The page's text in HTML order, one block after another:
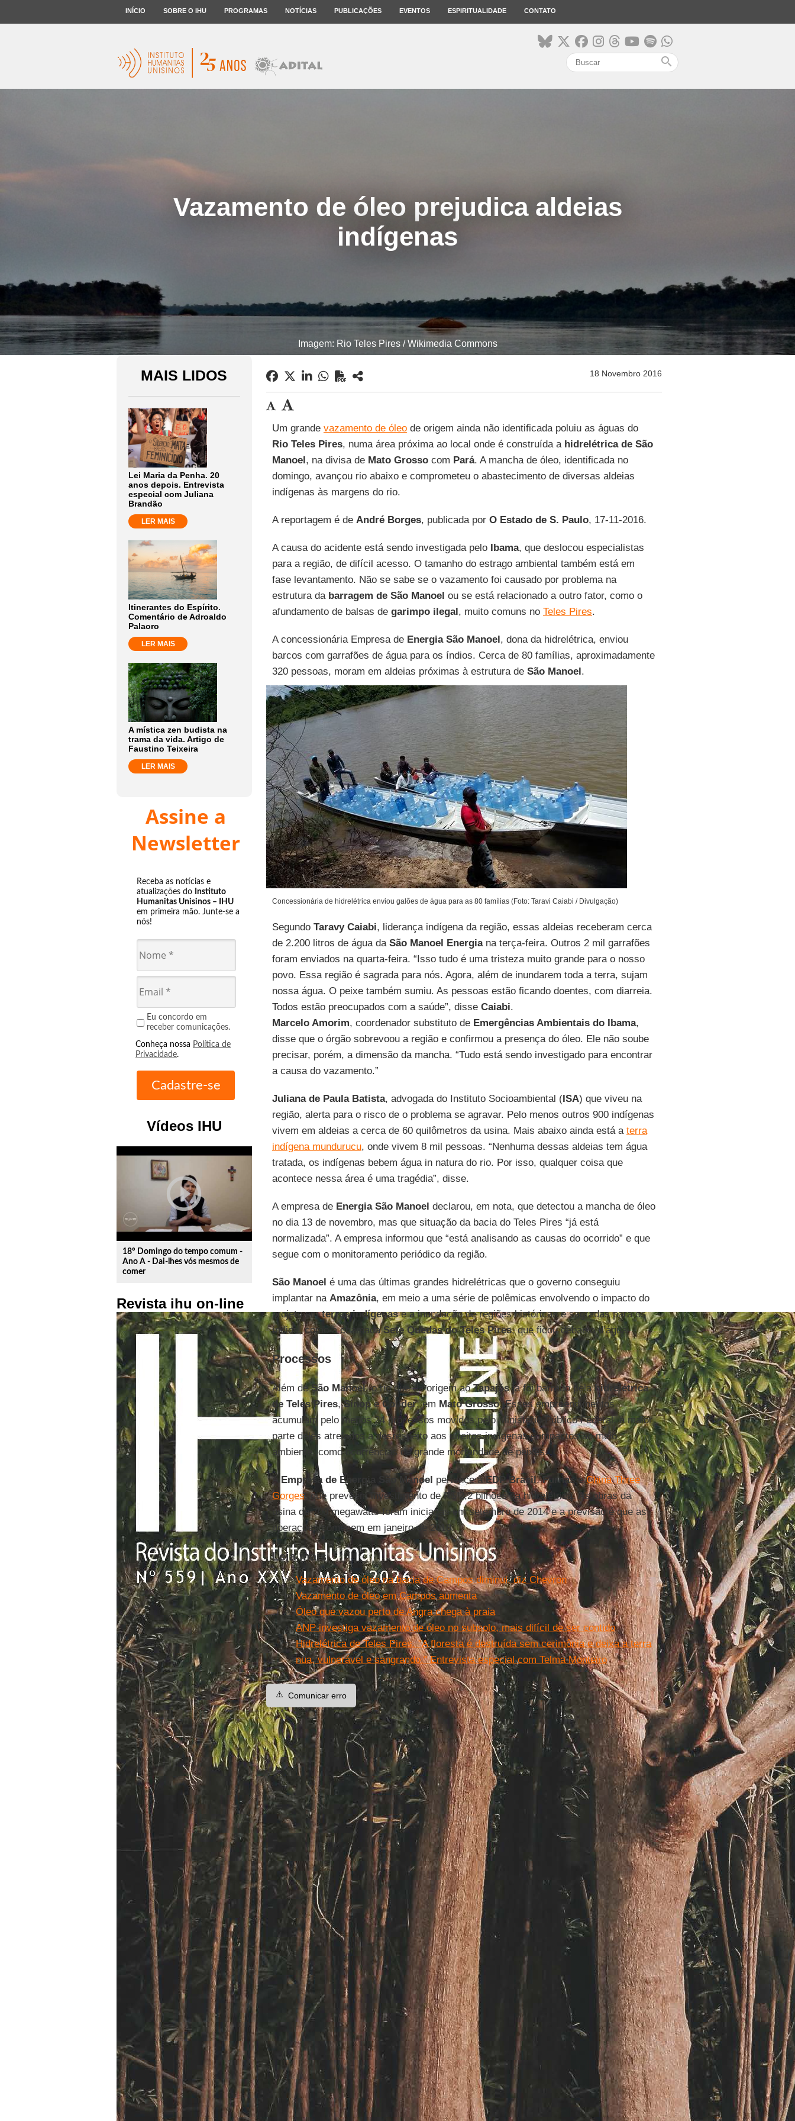
INÍCIO SOBRE O IHU PROGRAMAS NOTÍCIAS PUBLICAÇÕES EVENTOS ESPIRITUALIDADE CONTATO
search
Vazamento de óleo prejudica aldeias
indígenas
Imagem: Rio Teles Pires / Wikimedia Commons
MAIS LIDOS
Lei Maria da Penha. 20
anos depois. Entrevista
especial com Juliana
Brandão
LER MAIS
Itinerantes do Espírito.
Comentário de Adroaldo
Palaoro
LER MAIS
A mística zen budista na
trama da vida. Artigo de
Faustino Teixeira
LER MAIS
Assine a
Newsletter
Receba as notícias e
atualizações do Instituto
Humanitas Unisinos – IHU
em primeira mão. Junte-se a
nós!
Eu concordo em
receber comunicações.
Conheça nossa Política de
Privacidade.
Vídeos IHU
play_circle_outline
18º Domingo do tempo comum -
Ano A - Dai-lhes vós mesmos de
comer
Revista ihu on-line
18 Novembro 2016
Um grande vazamento de óleode origem ainda não identificada poluiu as águas do
Rio Teles Pires, numa área próxima ao local onde é construída a hidrelétrica de São
Manoel, na divisa de Mato Grossocom Pará. A mancha de óleo, identificada no
domingo, avançou rio abaixo e comprometeu o abastecimento de diversas aldeias
indígenas às margens do rio.
A reportagem é de André Borges, publicada por O Estado de S. Paulo, 17-11-2016.
A causa do acidente está sendo investigada pelo Ibama, que deslocou especialistas
para a região, de difícil acesso. O tamanho do estrago ambiental também está em
fase levantamento. Não se sabe se o vazamento foi causado por problema na
estrutura da barragem de São Manoel ou se está relacionado a outro fator, como o
afundamento de balsas de garimpo ilegal, muito comuns no Teles Pires.
A concessionária Empresa de Energia São Manoel, dona da hidrelétrica, enviou
barcos com garrafões de água para os índios. Cerca de 80 famílias, aproximadamente
320 pessoas, moram em aldeias próximas à estrutura de São Manoel.
Concessionária de hidrelétrica enviou galões de água para as 80 famílias (Foto: Taravi Caiabi / Divulgação)
Segundo Taravy Caiabi, liderança indígena da região, essas aldeias receberam cerca
de 2.200 litros de água da São Manoel Energiana terça-feira. Outros 2 mil garrafões
foram enviados na quarta-feira. “Isso tudo é uma tristeza muito grande para o nosso
povo. Essa região é sagrada para nós. Agora, além de inundarem toda a terra, sujam
nossa água. O peixe também sumiu. As pessoas estão ficando doentes, com diarreia.
Todos estão preocupados com a saúde”, disse Caiabi.
Marcelo Amorim, coordenador substituto de Emergências Ambientais do Ibama,
disse que o órgão sobrevoou a região e confirmou a presença do óleo. Ele não soube
precisar, porém, a dimensão da mancha. “Tudo está sendo investigado para encontrar
a causa do vazamento.”
Juliana de Paula Batista, advogada do Instituto Socioambiental (ISA) que viveu na
região, alerta para o risco de o problema se agravar. Pelo menos outros 900 indígenas
vivem em aldeias a cerca de 60 quilômetros da usina. Mais abaixo ainda está a terra
indígena mundurucu, onde vivem 8 mil pessoas. “Nenhuma dessas aldeias tem água
tratada, os indígenas bebem água in natura do rio. Por isso, qualquer coisa que
acontece nessa área é uma tragédia”, disse.
A empresa de Energia São Manoel declarou, em nota, que detectou a mancha de óleo
no dia 13 de novembro, mas que situação da bacia do Teles Pires “já está
normalizada”. A empresa informou que “está analisando as causas do ocorrido” e que
segue com o monitoramento periódico da região.
São Manoel é uma das últimas grandes hidrelétricas que o governo conseguiu
implantar na Amazônia, em meio a uma série de polêmicas envolvendo o impacto do
projeto emterras indígenase a inundação de regiões históricas e sagradas para os
índios, como a chamadaSete Quedas do Teles Pires, que ficou debaixo d’água
Processos
Além deSão Manoel, o rio que dá origem aoTapajósjá foi barrado pelahidrelétrica
de Teles Pires,SinopeColíder, em Mato Grosso. Esses empreendimentos
acumulam pelo menos 24 processos movidos pelo Ministério Público Federal, a maior
parte deles atrelados a desrespeito aos direitos indígenas e impactos ao meio
ambiente, como ocorrências de grande mortandade de peixes.
A Empresa de Energia São Manoel pertence àEDP Brasil,FurnaseChina Three
Gorges, que preveem investimento de R$ 2,2 bilhões na hidrelétrica. As obras da
usina de 700 megawatts foram iniciadas em setembro de 2014 e a previsão é que as
operações comecem em janeiro de 2018.
Leia mais
Vazamento de óleo na bacia de Campos diminui, diz Chevron
Vazamento de óleo em Campos aumenta
Óleo que vazou perto de Angra chega à praia
ANP investiga vazamento de óleo no subsolo, mais difícil de ser contido
Hidrelétrica de Teles Pires. "A floresta é destruída sem cerimônia e deixa a terra
nua, vulnerável e sangrando." Entrevista especial com Telma Monteiro
⚠️ Comunicar erro